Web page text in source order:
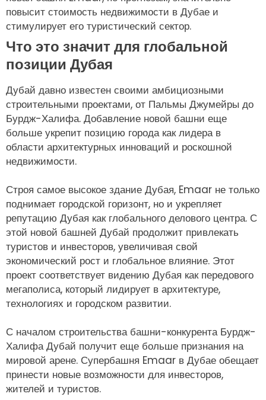
повысит стоимость недвижимости в Дубае и
стимулирует его туристический сектор.
Что это значит для глобальной
позиции Дубая
Дубай давно известен своими амбициозными
строительными проектами, от Пальмы Джумейры до
Бурдж-Халифа. Добавление новой башни еще
больше укрепит позицию города как лидера в
области архитектурных инноваций и роскошной
недвижимости.
Строя самое высокое здание Дубая, Emaar не только
поднимает городской горизонт, но и укрепляет
репутацию Дубая как глобального делового центра. С
этой новой башней Дубай продолжит привлекать
туристов и инвесторов, увеличивая свой
экономический рост и глобальное влияние. Этот
проект соответствует видению Дубая как передового
мегаполиса, который лидирует в архитектуре,
технологиях и городском развитии.
С началом строительства башни-конкурента Бурдж-
Халифа Дубай получит еще больше признания на
мировой арене. Супербашня Emaar в Дубае обещает
принести новые возможности для инвесторов,
жителей и туристов.